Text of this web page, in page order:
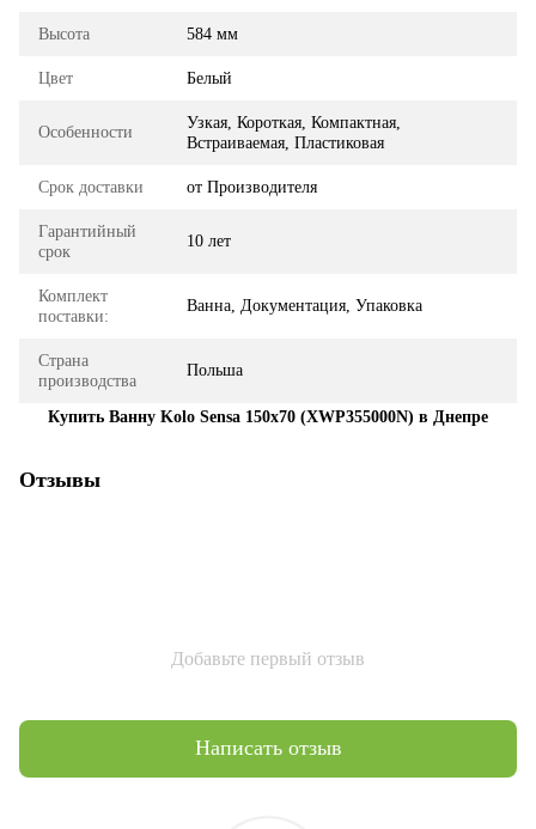
Высота 584 мм
Цвет Белый
Особенности
Узкая, Короткая, Компактная,
Встраиваемая, Пластиковая
Срок доставки от Производителя
Гарантийный
срок
10 лет
Комплект
поставки:
Ванна, Документация, Упаковка
Страна
производства
Польша
Купить Ванну Kolo Sensa 150x70 (XWP355000N) в Днепре
Отзывы
Добавьте первый отзыв
Написать отзыв